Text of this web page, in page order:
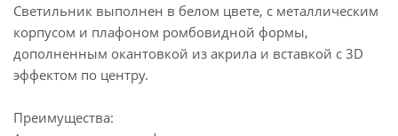
Светильник выполнен в белом цвете, с металлическим
корпусом и плафоном ромбовидной формы,
дополненным окантовкой из акрила и вставкой с 3D
эффектом по центру.
Преимущества: